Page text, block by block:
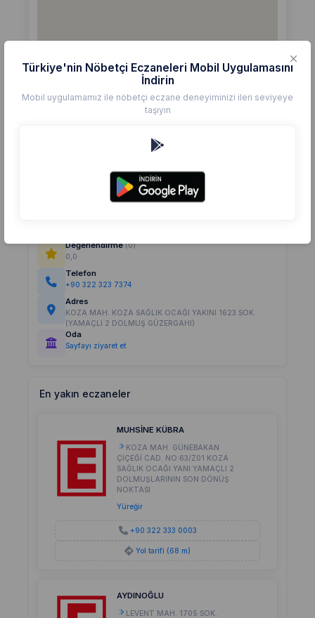
Değerlendirme(0)
0,0
Telefon
+90 322 323 7374
Adres
KOZA MAH. KOZA SAĞLIK OCAĞI YAKINI 1623 SOK.
(YAMAÇLI 2 DOLMUŞ GÜZERGAHI)
Oda
Sayfayı ziyaret et
En yakın eczaneler
MUHSİNE KÜBRA
KOZA MAH. GÜNEBAKAN
ÇİÇEĞİ CAD. NO:63/Z01 KOZA
SAĞLIK OCAĞI YANI YAMAÇLI 2
DOLMUŞLARININ SON DÖNÜŞ
NOKTASI
Yüreğir
+90 322 333 0003
Yol tarifi (68 m)
AYDINOĞLU
LEVENT MAH. 1705 SOK.
Türkiye'nin Nöbetçi Eczaneleri Mobil Uygulamasını
İndirin
Mobil uygulamamız ile nöbetçi eczane deneyiminizi ileri seviyeye
taşıyın